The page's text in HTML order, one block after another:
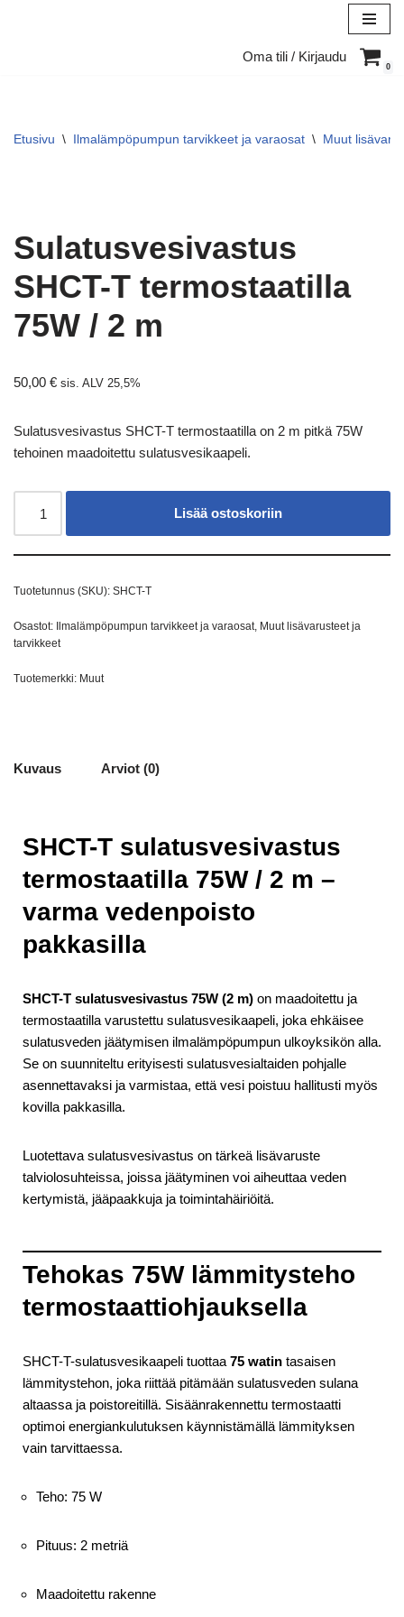
Oma tili / Kirjaudu
0
Etusivu \ Ilmalämpöpumpun tarvikkeet ja varaosat \ Muut
Sulatusvesivastus
SHCT-T termostaatilla
75W / 2 m
50,00 € sis. ALV 25,5%
Sulatusvesivastus SHCT-T termostaatilla on 2 m pitkä 75W
tehoinen maadoitettu sulatusvesikaapeli.
Lisää ostoskoriin
Tuotetunnus (SKU): SHCT-T
Osastot: Ilmalämpöpumpun tarvikkeet ja varaosat, Muut lisävarusteet ja
tarvikkeet
Tuotemerkki: Muut
Kuvaus Arviot (0)
SHCT-T sulatusvesivastus
termostaatilla 75W / 2 m –
varma vedenpoisto
pakkasilla
SHCT-T sulatusvesivastus 75W (2 m) on maadoitettu ja
termostaatilla varustettu sulatusvesikaapeli, joka ehkäisee
sulatusveden jäätymisen ilmalämpöpumpun ulkoyksikön alla.
Se on suunniteltu erityisesti sulatusvesialtaiden pohjalle
asennettavaksi ja varmistaa, että vesi poistuu hallitusti myös
kovilla pakkasilla.
Luotettava sulatusvesivastus on tärkeä lisävaruste
talviolosuhteissa, joissa jäätyminen voi aiheuttaa veden
kertymistä, jääpaakkuja ja toimintahäiriöitä.
Tehokas 75W lämmitysteho
termostaattiohjauksella
SHCT-T-sulatusvesikaapeli tuottaa 75 watin tasaisen
lämmitystehon, joka riittää pitämään sulatusveden sulana
altaassa ja poistoreitillä. Sisäänrakennettu termostaatti
optimoi energiankulutuksen käynnistämällä lämmityksen
vain tarvittaessa.
Teho: 75 W
Pituus: 2 metriä
Maadoitettu rakenne